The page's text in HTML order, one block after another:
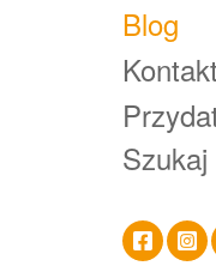
Blog
Kontakt
Szukaj